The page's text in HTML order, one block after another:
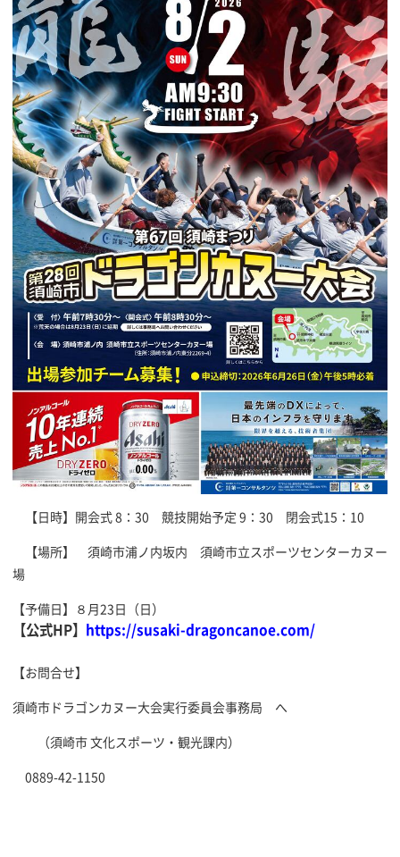
【日時】開会式 8：30 競技開始予定 9：30 閉会式15：10
【場所】 須崎市浦ノ内坂内 須崎市立スポーツセンターカヌー
場
【予備日】８月23日（日）
【公式HP】 https://susaki-dragoncanoe.com/
【お問合せ】
須崎市ドラゴンカヌー大会実行委員会事務局 へ
（須崎市 文化スポーツ・観光課内）
0889-42-1150